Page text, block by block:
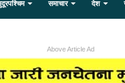
समाचार देश
Above Article Ad